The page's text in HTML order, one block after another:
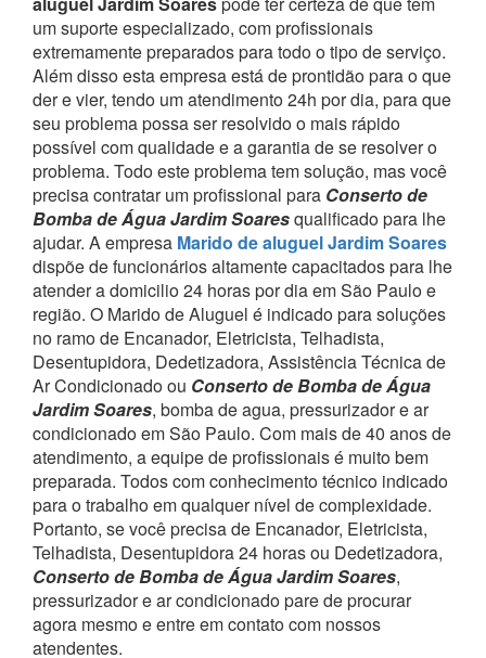
um suporte especializado, com profissionais
extremamente preparados para todo o tipo de serviço.
Além disso esta empresa está de prontidão para o que
der e vier, tendo um atendimento 24h por dia, para que
seu problema possa ser resolvido o mais rápido
possível com qualidade e a garantia de se resolver o
problema. Todo este problema tem solução, mas você
precisa contratar um profissional para Conserto de
Bomba de Água Jardim Soaresqualificado para lhe
ajudar. A empresa Marido de aluguel Jardim Soares
dispõe de funcionários altamente capacitados para lhe
atender a domicilio 24 horas por dia em São Paulo e
região. O Marido de Aluguel é indicado para soluções
no ramo de Encanador, Eletricista, Telhadista,
Desentupidora, Dedetizadora, Assistência Técnica de
Ar Condicionado ou Conserto de Bomba de Água
Jardim Soares, bomba de agua, pressurizador e ar
condicionado em São Paulo. Com mais de 40 anos de
atendimento, a equipe de profissionais é muito bem
preparada. Todos com conhecimento técnico indicado
para o trabalho em qualquer nível de complexidade.
Portanto, se você precisa de Encanador, Eletricista,
Telhadista, Desentupidora 24 horas ou Dedetizadora,
Conserto de Bomba de Água Jardim Soares,
pressurizador e ar condicionado pare de procurar
agora mesmo e entre em contato com nossos
atendentes.